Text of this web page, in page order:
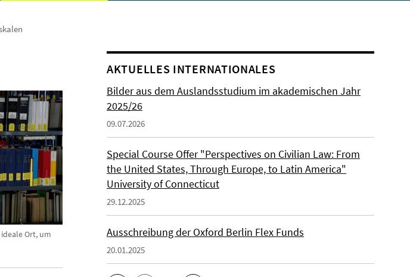
Ort, um
AKTUELLES INTERNATIONALES
Bilder aus dem Auslandsstudium im akademischen Jahr
2025/26
09.07.2026
Special Course Offer "Perspectives on Civilian Law: From
the United States, Through Europe, to Latin America"
University of Connecticut
29.12.2025
Ausschreibung der Oxford Berlin Flex Funds
20.01.2025